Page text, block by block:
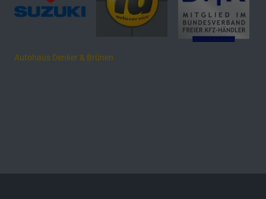
Autohaus Denker & Brünen